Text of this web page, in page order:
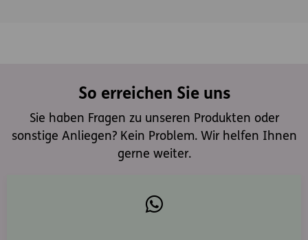
So erreichen Sie uns
Sie haben Fragen zu unseren Produkten oder
sonstige Anliegen? Kein Problem. Wir helfen Ihnen
gerne weiter.